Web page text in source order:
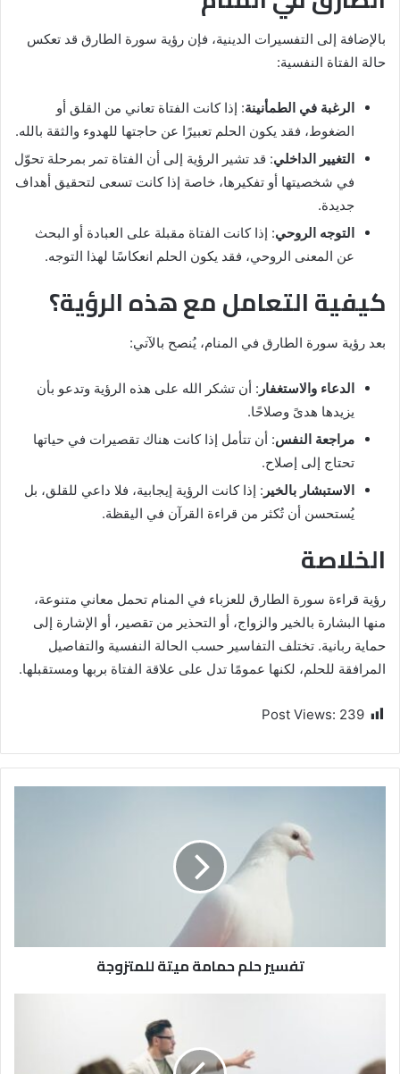
بالإضافة إلى التفسيرات الدينية، فإن رؤية سورة الطارق قد تعكس
حالة الفتاة النفسية:
الرغبة في الطمأنينة: إذا كانت الفتاة تعاني من القلق أو
الضغوط، فقد يكون الحلم تعبيرًا عن حاجتها للهدوء والثقة بالله.
التغيير الداخلي: قد تشير الرؤية إلى أن الفتاة تمر بمرحلة تحوّل
في شخصيتها أو تفكيرها، خاصة إذا كانت تسعى لتحقيق أهداف
جديدة.
التوجه الروحي: إذا كانت الفتاة مقبلة على العبادة أو البحث
عن المعنى الروحي، فقد يكون الحلم انعكاسًا لهذا التوجه.
كيفية التعامل مع هذه الرؤية؟
بعد رؤية سورة الطارق في المنام، يُنصح بالآتي:
الدعاء والاستغفار : أن تشكر الله على هذه الرؤية وتدعو بأن
يزيدها هدىً وصلاحًا.
مراجعة النفس: أن تتأمل إذا كانت هناك تقصيرات في حياتها
تحتاج إلى إصلاح.
الاستبشار بالخير : إذا كانت الرؤية إيجابية، فلا داعي للقلق، بل
يُستحسن أن تُكثر من قراءة القرآن في اليقظة.
الخلاصة
رؤية قراءة سورة الطارق للعزباء في المنام تحمل معاني متنوعة،
منها البشارة بالخير والزواج، أو التحذير من تقصير، أو الإشارة إلى
حماية ربانية. تختلف التفاسير حسب الحالة النفسية والتفاصيل
المرافقة للحلم، لكنها عمومًا تدل على علاقة الفتاة بربها ومستقبلها.
Post Views: 239
تفسير حلم حمامة ميتة للمتزوجة